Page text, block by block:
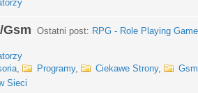
Ostatni post: RPG - Role Playing
, Programy, Ciekawe Strony,
Gsm
Sieci